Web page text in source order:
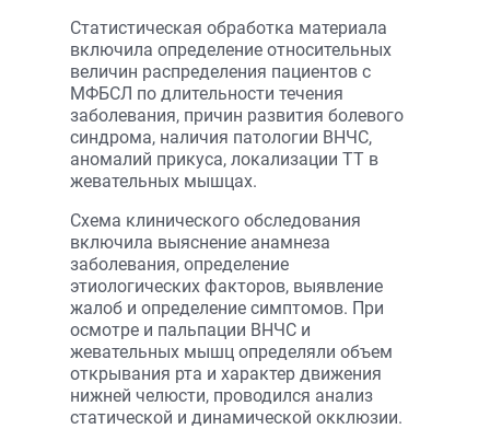
Статистическая обработка материала
включила определение относительных
величин распределения пациентов с
МФБСЛ по длительности течения
заболевания, причин развития болевого
синдрома, наличия патологии ВНЧС,
аномалий прикуса, локализации ТТ в
жевательных мышцах.
Схема клинического обследования
включила выяснение анамнеза
заболевания, определение
этиологических факторов, выявление
жалоб и определение симптомов. При
осмотре и пальпации ВНЧС и
жевательных мышц определяли объем
открывания рта и характер движения
нижней челюсти, проводился анализ
статической и динамической окклюзии.